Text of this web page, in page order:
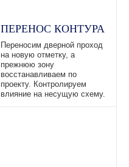
ПЕРЕНОС КОНТУРА
Переносим дверной проход
на новую отметку, а
прежнюю зону
восстанавливаем по
проекту. Контролируем
влияние на несущую схему.